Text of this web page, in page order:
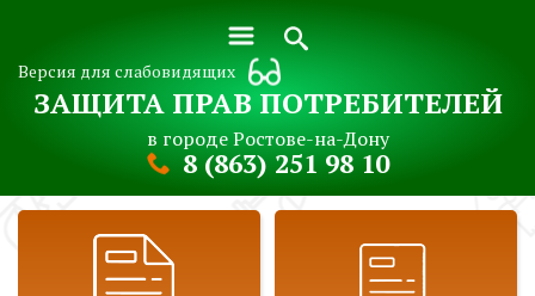
Версия для слабовидящих
ЗАЩИТА ПРАВ ПОТРЕБИТЕЛЕЙ
в городе Ростове-на-Дону
8 (863) 251 98 10